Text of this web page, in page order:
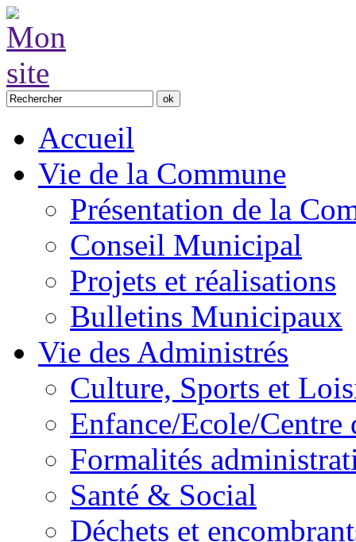
Accueil
Vie de la Commune
Présentation de la
Conseil Municipal
Projets et réalisations
Bulletins Municipaux
Vie des Administrés
Culture, Sports et
Enfance/Ecole/Centre
Formalités
Santé & Social
Déchets et